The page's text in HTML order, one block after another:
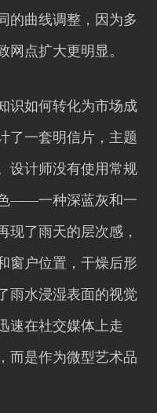
的曲线调整，因为多
网点扩大更明显。
识如何转化为市场成
了一套明信片，主题
设计师没有使用常规
——一种深蓝灰和一
现了雨天的层次感，
窗户位置，干燥后形
雨水浸湿表面的视觉
速在社交媒体上走
而是作为微型艺术品